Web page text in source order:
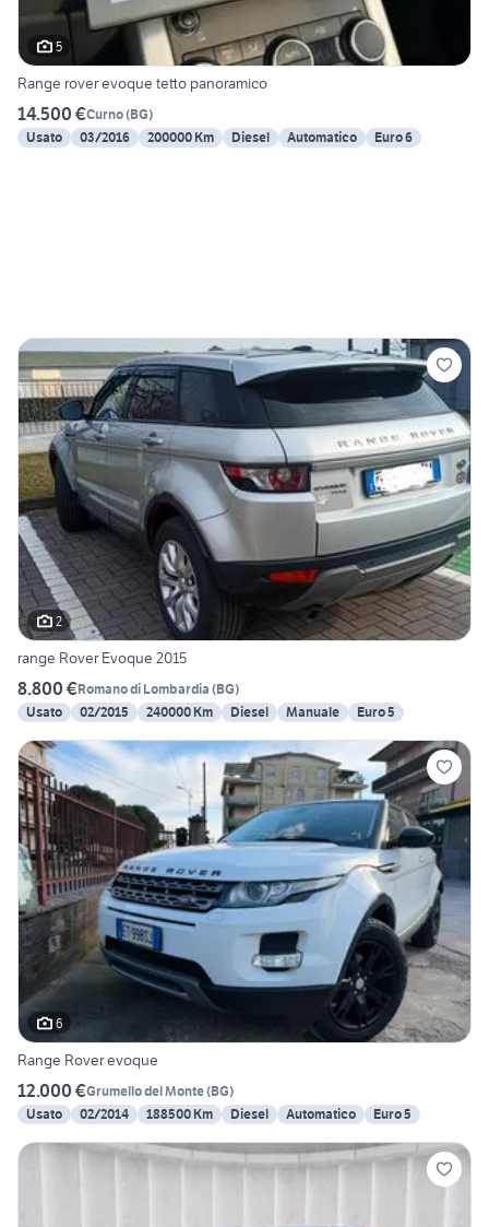
5
Range rover evoque tetto panoramico
14.500 €Curno(BG)
Usato
03/2016 200000 Km Diesel Automatico Euro 6
2
range Rover Evoque 2015
8.800 €Romano di Lombardia (BG)
Usato
02/2015 240000 Km Diesel Manuale Euro 5
6
Range Rover evoque
12.000 €Grumello del Monte(BG)
Usato
02/2014 188500 Km Diesel Automatico Euro 5